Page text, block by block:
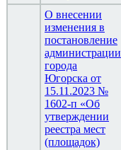
О внесении
изменения в
постановление
администрации
города
Югорска от
15.11.2023 №
1602-п «Об
утверждении
реестра мест
(площадок)